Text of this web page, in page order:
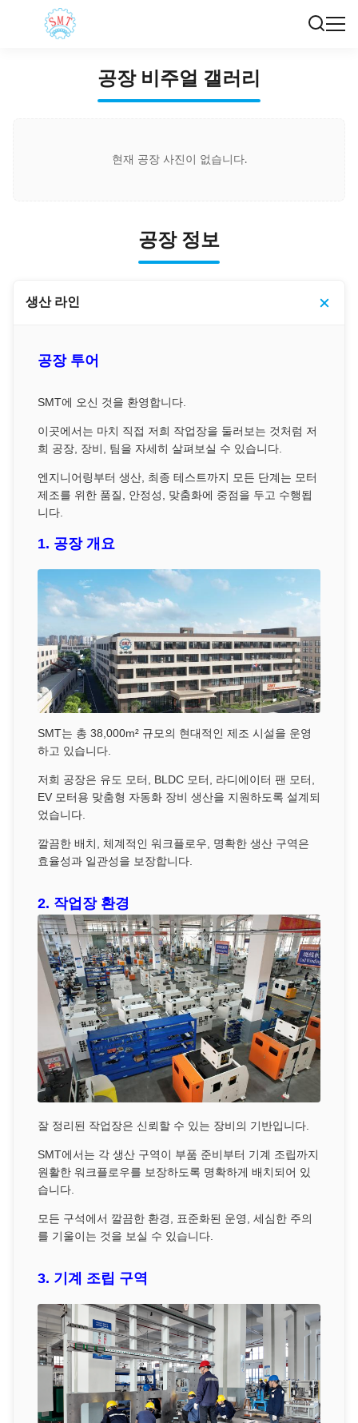
공장 비주얼 갤러리
현재 공장 사진이 없습니다.
공장 정보
생산 라인
공장 투어
SMT에 오신 것을 환영합니다.
이곳에서는 마치 직접 저희 작업장을 둘러보는 것처럼 저
희 공장, 장비, 팀을 자세히 살펴보실 수 있습니다.
엔지니어링부터 생산, 최종 테스트까지 모든 단계는 모터
제조를 위한 품질, 안정성, 맞춤화에 중점을 두고 수행됩
니다.
1. 공장 개요
SMT는 총 38,000m² 규모의 현대적인 제조 시설을 운영
하고 있습니다.
저희 공장은 유도 모터, BLDC 모터, 라디에이터 팬 모터,
EV 모터용 맞춤형 자동화 장비 생산을 지원하도록 설계되
었습니다.
깔끔한 배치, 체계적인 워크플로우, 명확한 생산 구역은
효율성과 일관성을 보장합니다.
2. 작업장 환경
잘 정리된 작업장은 신뢰할 수 있는 장비의 기반입니다.
SMT에서는 각 생산 구역이 부품 준비부터 기계 조립까지
원활한 워크플로우를 보장하도록 명확하게 배치되어 있
습니다.
모든 구석에서 깔끔한 환경, 표준화된 운영, 세심한 주의
를 기울이는 것을 보실 수 있습니다.
3. 기계 조립 구역